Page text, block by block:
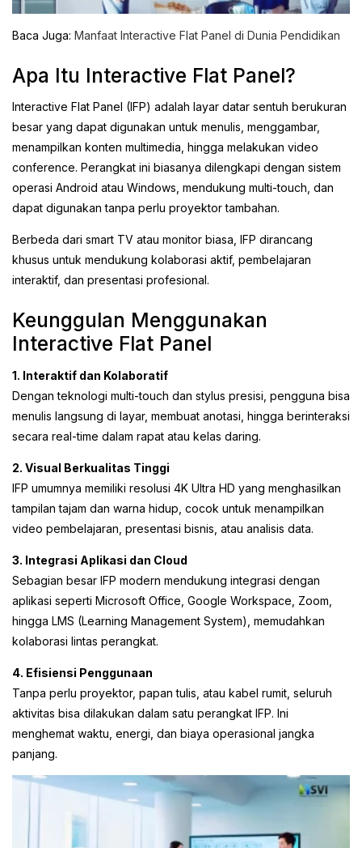
Baca Juga: Manfaat Interactive Flat Panel di Dunia Pendidikan
Apa Itu Interactive Flat Panel?
Interactive Flat Panel (IFP) adalah layar datar sentuh berukuran
besar yang dapat digunakan untuk menulis, menggambar,
menampilkan konten multimedia, hingga melakukan video
conference. Perangkat ini biasanya dilengkapi dengan sistem
operasi Android atau Windows, mendukung multi-touch, dan
dapat digunakan tanpa perlu proyektor tambahan.
Berbeda dari smart TV atau monitor biasa, IFP dirancang
khusus untuk mendukung kolaborasi aktif, pembelajaran
interaktif, dan presentasi profesional.
Keunggulan Menggunakan
Interactive Flat Panel
1. Interaktif dan Kolaboratif
Dengan teknologi multi-touch dan stylus presisi, pengguna bisa
menulis langsung di layar, membuat anotasi, hingga berinteraksi
secara real-time dalam rapat atau kelas daring.
2. Visual Berkualitas Tinggi
IFP umumnya memiliki resolusi 4K Ultra HD yang menghasilkan
tampilan tajam dan warna hidup, cocok untuk menampilkan
video pembelajaran, presentasi bisnis, atau analisis data.
3. Integrasi Aplikasi dan Cloud
Sebagian besar IFP modern mendukung integrasi dengan
aplikasi seperti Microsoft Office, Google Workspace, Zoom,
hingga LMS (Learning Management System), memudahkan
kolaborasi lintas perangkat.
4. Efisiensi Penggunaan
Tanpa perlu proyektor, papan tulis, atau kabel rumit, seluruh
aktivitas bisa dilakukan dalam satu perangkat IFP. Ini
menghemat waktu, energi, dan biaya operasional jangka
panjang.